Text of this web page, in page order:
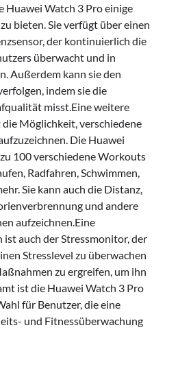
Huawei Watch 3 Pro einige
bieten. Sie verfügt über einen
der kontinuierlich die
überwacht und in
Außerdem kann sie den
indem sie die
misst.Eine weitere
Möglichkeit, verschiedene
Die Huawei
100 verschiedene Workouts
Radfahren, Schwimmen,
Sie kann auch die Distanz,
und andere
aufzeichnen.Eine
auch der Stressmonitor, der
Stresslevel zu überwachen
zu ergreifen, um ihn
ist die Huawei Watch 3 Pro
für Benutzer, die eine
und Fitnessüberwachung